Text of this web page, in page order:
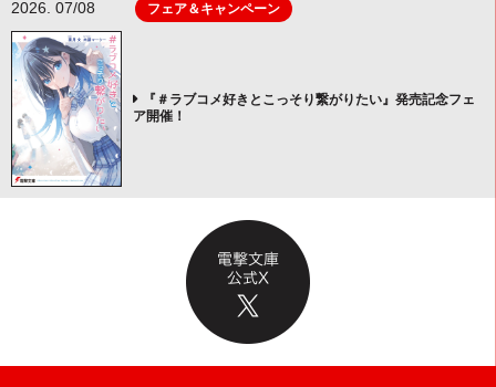
2026. 07/08 フェア＆キャンペーン
『＃ラブコメ好きとこっそり繋がりたい』発売記念フェ
ア開催！